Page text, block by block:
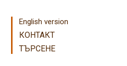
English version
КОНТАКТ
ТЪРСЕНЕ